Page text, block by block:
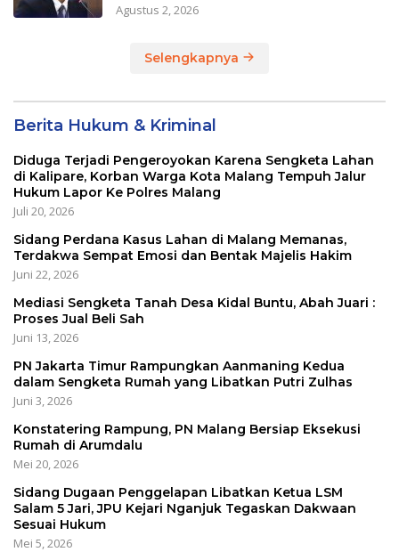
Agustus 2, 2026
Selengkapnya
Berita Hukum & Kriminal
Diduga Terjadi Pengeroyokan Karena Sengketa Lahan
di Kalipare, Korban Warga Kota Malang Tempuh Jalur
Hukum Lapor Ke Polres Malang
Juli 20, 2026
Sidang Perdana Kasus Lahan di Malang Memanas,
Terdakwa Sempat Emosi dan Bentak Majelis Hakim
Juni 22, 2026
Mediasi Sengketa Tanah Desa Kidal Buntu, Abah Juari :
Proses Jual Beli Sah
Juni 13, 2026
PN Jakarta Timur Rampungkan Aanmaning Kedua
dalam Sengketa Rumah yang Libatkan Putri Zulhas
Juni 3, 2026
Konstatering Rampung, PN Malang Bersiap Eksekusi
Rumah di Arumdalu
Mei 20, 2026
Sidang Dugaan Penggelapan Libatkan Ketua LSM
Salam 5 Jari, JPU Kejari Nganjuk Tegaskan Dakwaan
Sesuai Hukum
Mei 5, 2026